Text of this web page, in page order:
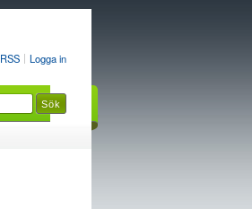
RSS Logga in